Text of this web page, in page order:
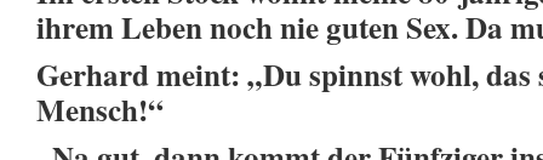
ihrem Leben noch nie guten Sex. Da
Gerhard meint: „Du spinnst wohl, das
Mensch!“